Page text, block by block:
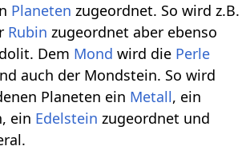
Planeten zugeordnet. So wird z.B.
Rubin zugeordnet aber ebenso
Dem Mond wird die Perle
auch der Mondstein. So wird
Planeten ein Metall, ein
ein Edelstein zugeordnet und